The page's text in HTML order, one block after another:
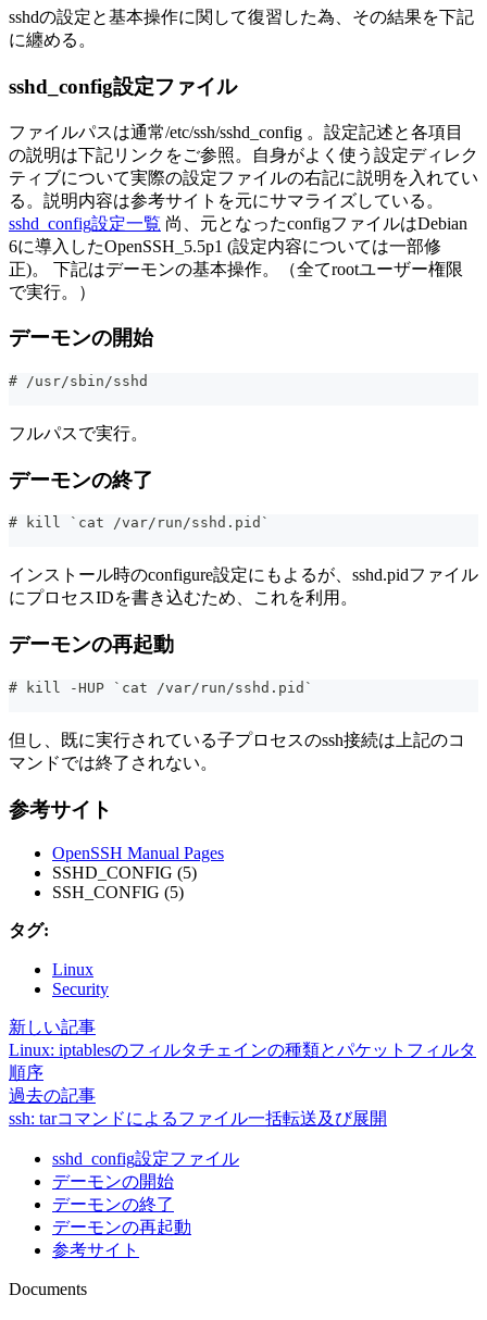
sshdの設定と基本操作に関して復習した為、その結果を下記
に纏める。
sshd_config設定ファイル
ファイルパスは通常/etc/ssh/sshd_config 。設定記述と各項目
の説明は下記リンクをご参照。自身がよく使う設定ディレク
ティブについて実際の設定ファイルの右記に説明を入れてい
る。説明内容は参考サイトを元にサマライズしている。
sshd_config設定一覧 尚、元となったconfigファイルはDebian
6に導入したOpenSSH_5.5p1 (設定内容については一部修
正)。 下記はデーモンの基本操作。（全てrootユーザー権限
で実行。）
デーモンの開始
# /usr/sbin/sshd
フルパスで実行。
デーモンの終了
# kill `cat /var/run/sshd.pid`
インストール時のconfigure設定にもよるが、sshd.pidファイル
にプロセスIDを書き込むため、これを利用。
デーモンの再起動
# kill -HUP `cat /var/run/sshd.pid`
但し、既に実行されている子プロセスのssh接続は上記のコ
マンドでは終了されない。
参考サイト
OpenSSH Manual Pages
SSHD_CONFIG (5)
SSH_CONFIG (5)
タグ:
Linux
Security
新しい記事
Linux: iptablesのフィルタチェインの種類とパケットフィルタ
順序
過去の記事
ssh: tarコマンドによるファイル一括転送及び展開
sshd_config設定ファイル
デーモンの開始
デーモンの終了
デーモンの再起動
参考サイト
Documents